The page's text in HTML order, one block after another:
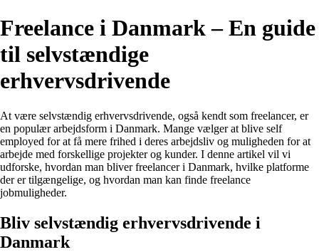
Freelance i Danmark – En guide
til selvstændige
erhvervsdrivende
At være selvstændig erhvervsdrivende, også kendt som freelancer, er
en populær arbejdsform i Danmark. Mange vælger at blive self
employed for at få mere frihed i deres arbejdsliv og muligheden for at
arbejde med forskellige projekter og kunder. I denne artikel vil vi
udforske, hvordan man bliver freelancer i Danmark, hvilke platforme
der er tilgængelige, og hvordan man kan finde freelance
jobmuligheder.
Bliv selvstændig erhvervsdrivende i
Danmark